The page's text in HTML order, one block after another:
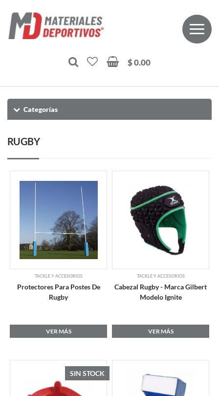
$ 0.00
Categorías
RUGBY
TACKLE Y ACCESORIOS
Protectores Para Postes De
Rugby
VER MÁS
TACKLE Y ACCESORIOS
Cabezal Rugby - Marca Gilbert
Modelo Ignite
VER MÁS
SIN STOCK